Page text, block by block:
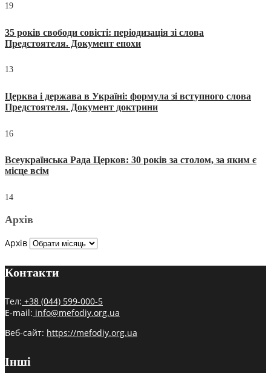
19
35 років свободи совісті: періодизація зі слова
Предстоятеля. Документ епохи
13
Церква і держава в Україні: формула зі вступного слова
Предстоятеля. Документ доктрини
16
Всеукраїнська Рада Церков: 30 років за столом, за яким є
місце всім
14
Архів
Архів
Контакти
Тел: +38 (044) 599-000-5
E-mail: info@mefodiy.org.ua
Веб-сайт: https://mefodiy.org.ua
Інші